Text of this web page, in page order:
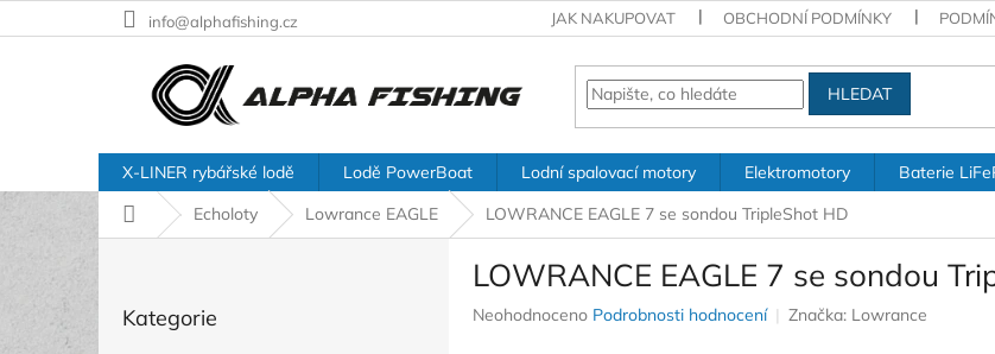
na
info@alphafishing.cz JAK NAKUPOVAT OBCHODNÍ PODMÍNKY
HLEDAT
X-LINER rybářské lodě Lodě PowerBoat Lodní spalovací motory Elektromotory Baterie
Domů
Echoloty Lowrance EAGLE LOWRANCE EAGLE 7 se sondou TripleShot HD
kategorie
Kategorie
LOWRANCE EAGLE 7 se sondou
Průměrné
Neohodnoceno Podrobnosti hodnocení Značka: Lowrance